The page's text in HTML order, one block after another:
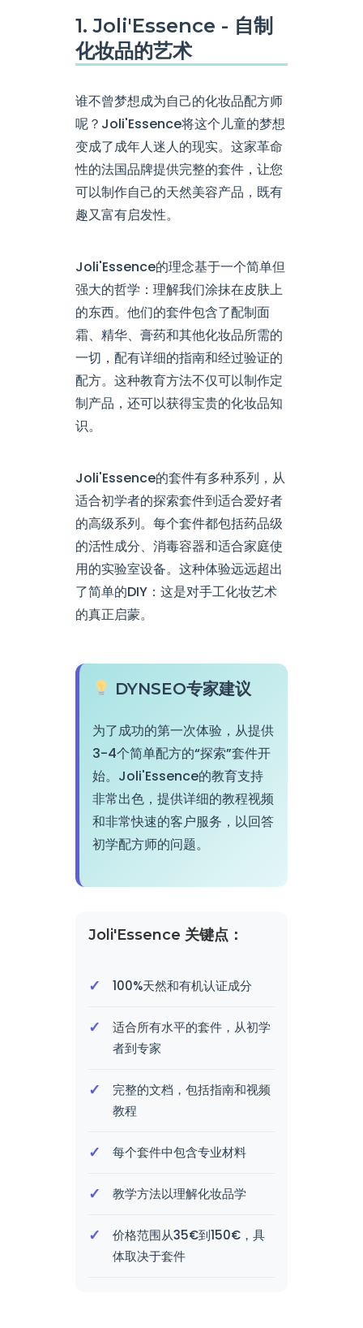
1. Joli'Essence - 自制
化妆品的艺术
谁不曾梦想成为自己的化妆品配方师
呢？Joli'Essence将这个儿童的梦想
变成了成年人迷人的现实。这家革命
性的法国品牌提供完整的套件，让您
可以制作自己的天然美容产品，既有
趣又富有启发性。
Joli'Essence的理念基于一个简单但
强大的哲学：理解我们涂抹在皮肤上
的东西。他们的套件包含了配制面
霜、精华、膏药和其他化妆品所需的
一切，配有详细的指南和经过验证的
配方。这种教育方法不仅可以制作定
制产品，还可以获得宝贵的化妆品知
识。
Joli'Essence的套件有多种系列，从
适合初学者的探索套件到适合爱好者
的高级系列。每个套件都包括药品级
的活性成分、消毒容器和适合家庭使
用的实验室设备。这种体验远远超出
了简单的DIY：这是对手工化妆艺术
的真正启蒙。
DYNSEO专家建议
为了成功的第一次体验，从提供
3-4个简单配方的“探索”套件开
始。Joli'Essence的教育支持
非常出色，提供详细的教程视频
和非常快速的客户服务，以回答
初学配方师的问题。
Joli'Essence 关键点：
100%天然和有机认证成分
适合所有水平的套件，从初学
者到专家
完整的文档，包括指南和视频
教程
每个套件中包含专业材料
教学方法以理解化妆品学
价格范围从35€到150€，具
体取决于套件